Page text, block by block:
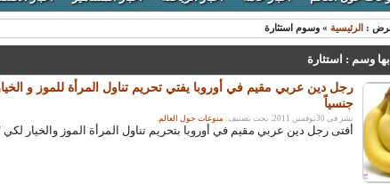
: الرئيسية » وسوم استثارة
بها وسم : استثارة
رجل دين عربي مقيم في أوروبا يفتي تحريم تناول المرأة للموز و
جنسياً
نشر فى 30نوفمبر, 2011. تحت تصنيف: منوعات حول العالم.
أفتى رجل دين عربي مقيم في أوروبا بتحريم تناول المرأة الموز والخيار لكي